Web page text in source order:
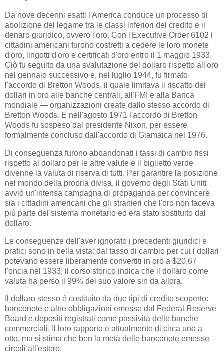
Da nove decenni esatti l'America conduce un processo di
abolizione del legame tra le classi inferiori del credito e il
denaro giuridico, ovvero l'oro. Con l'Executive Order 6102 i
cittadini americani furono costretti a cedere le loro monete
d'oro, lingotti d'oro e certificati d'oro entro il 1 maggio 1933.
Ciò fu seguito da una svalutazione del dollaro rispetto all'oro
nel gennaio successivo e, nel luglio 1944, fu firmato
l'accordo di Bretton Woods, il quale limitava il riscatto dei
dollari in oro alle banche centrali, all'FMI e alla Banca
mondiale — organizzazioni create dallo stesso accordo di
Bretton Woods. E nell'agosto 1971 l'accordo di Bretton
Woods fu sospeso dal presidente Nixon, per essere
formalmente concluso dall'accordo di Giamaica nel 1976.
Di conseguenza furono abbandonati i tassi di cambio fissi
rispetto al dollaro per le altre valute e il biglietto verde
divenne la valuta di riserva di tutti. Per garantire la posizione
nel mondo della propria divisa, il governo degli Stati Uniti
avviò un'intensa campagna di propaganda per convincere
sia i cittadini americani che gli stranieri che l'oro non faceva
più parte del sistema monetario ed era stato sostituito dal
dollaro.
Le conseguenze dell'aver ignorato i precedenti giuridici e
pratici sono in bella vista: dal tasso di cambio per cui i dollari
potevano essere liberamente convertiti in oro a $20,67
l'oncia nel 1933, il corso storico indica che il dollaro come
valuta ha perso il 99% del suo valore sin da allora.
Il dollaro stesso è costituito da due tipi di credito scoperto:
banconote e altre obbligazioni emesse dal Federal Reserve
Board e depositi registrati come passività delle banche
commerciali. Il loro rapporto è attualmente di circa uno a
otto, ma si stima che ben la metà delle banconote emesse
circoli all'estero.